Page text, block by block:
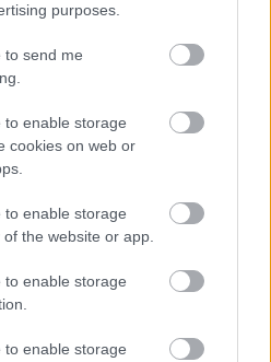
purposes.
to send me
to enable storage
cookies on web or
to enable storage
the website or app.
to enable storage
to enable storage